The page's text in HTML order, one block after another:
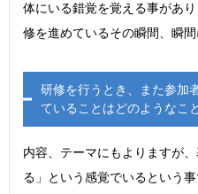
体にいる錯覚を覚える事があ
修を進めているその瞬間、瞬
研修を行うとき、また参加
ていることはどのようなこ
内容、テーマにもよりますが
る」という感覚でいるという